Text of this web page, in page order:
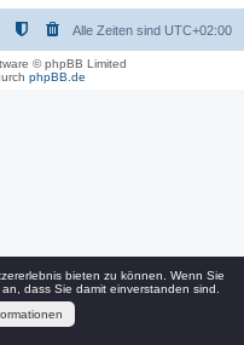
Alle Zeiten sind UTC+02:00
© phpBB Limited
phpBB.de
bieten zu können. Wenn Sie
dass Sie damit einverstanden sind.